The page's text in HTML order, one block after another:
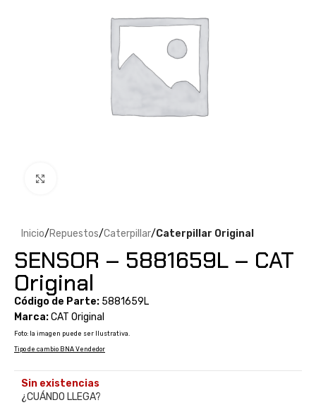
Inicio Repuestos Caterpillar Caterpillar Original
SENSOR – 5881659L – CAT
Original
Código de Parte: 5881659L
Marca:CAT Original
Foto: la imagen puede ser Ilustrativa.
Tipo de cambio BNA Vendedor
Sin existencias
¿CUÁNDO LLEGA?